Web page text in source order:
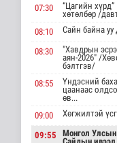
3
4
07:30
“Цагийн
хөтөлбөр /
08:10
Сайн байна
08:30
"Хавдрын
аян-2026" /
бэлтгэв/
08:55
Үндэсний
цаанаас
өв...
09:00
Хөгжилтэй
09:55
Монгол Улсын